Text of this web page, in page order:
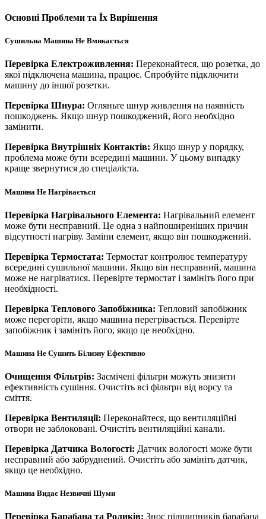
Основні Проблеми та Їх Вирішення
Сушильна Машина Не Вмикається
Перевірка Електроживлення: Переконайтеся, що розетка, до
якої підключена машина, працює. Спробуйте підключити
машину до іншої розетки.
Перевірка Шнура: Огляньте шнур живлення на наявність
пошкоджень. Якщо шнур пошкоджений, його необхідно
замінити.
Перевірка Внутрішніх Контактів: Якщо шнур у порядку,
проблема може бути всередині машини. У цьому випадку
краще звернутися до спеціаліста.
Машина Не Нагрівається
Перевірка Нагрівального Елемента: Нагрівальний елемент
може бути несправний. Це одна з найпоширеніших причин
відсутності нагріву. Заміни елемент, якщо він пошкоджений.
Перевірка Термостата: Термостат контролює температуру
всередині сушильної машини. Якщо він несправний, машина
може не нагріватися. Перевірте термостат і замініть його при
необхідності.
Перевірка Теплового Запобіжника: Тепловий запобіжник
може перегоріти, якщо машина перегрівається. Перевірте
запобіжник і замініть його, якщо це необхідно.
Машина Не Сушить Білизну Ефективно
Очищення Фільтрів: Засмічені фільтри можуть знизити
ефективність сушіння. Очистіть всі фільтри від ворсу та
сміття.
Перевірка Вентиляції: Переконайтеся, що вентиляційні
отвори не заблоковані. Очистіть вентиляційні канали.
Перевірка Датчика Вологості: Датчик вологості може бути
несправний або забруднений. Очистіть або замініть датчик,
якщо це необхідно.
Машина Видає Незвичні Шуми
Перевірка Барабана та Роликів: Знос підшипників барабана